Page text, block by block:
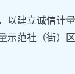
以建立诚信计
示范社（街）